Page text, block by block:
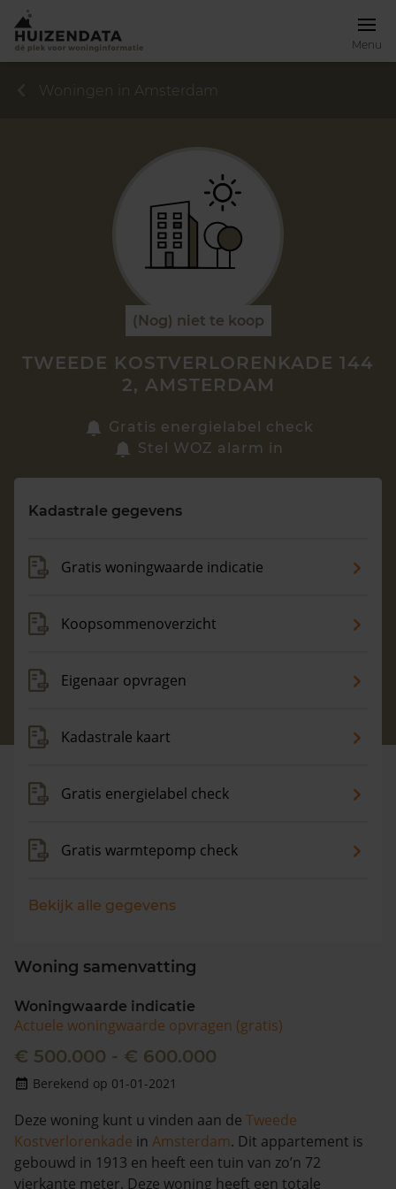
Menu
Vragen? Neem contact met ons op
088 220 4200
Woningen in Amsterdam
(Nog) niet te koop
TWEEDE KOSTVERLORENKADE 144
2, AMSTERDAM
Gratis energielabel check
Stel WOZ alarm in
Kadastrale gegevens
Gratis woningwaarde indicatie
Koopsommenoverzicht
Eigenaar opvragen
Kadastrale kaart
Gratis energielabel check
Gratis warmtepomp check
Bekijk alle gegevens
Woning samenvatting
Woningwaarde indicatie
Actuele woningwaarde opvragen (gratis)
€ 500.000 - € 600.000
Berekend op 01-01-2021
Deze woning kunt u vinden aan de Tweede
Kostverlorenkade in Amsterdam. Dit appartement is
gebouwd in 1913 en heeft een tuin van zo’n 72
vierkante meter. Deze woning heeft een totale